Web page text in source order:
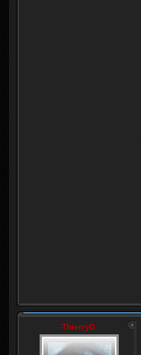
ThierryD